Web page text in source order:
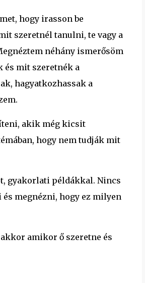
hogy irasson be
szeretnél tanulni, te vagy a
néhány ismerősöm
és mit szeretnék a
hagyatkozhassak a
akik még kicsit
hogy nem tudják mit
gyakorlati példákkal. Nincs
megnézni, hogy ez milyen
amikor ő szeretne és